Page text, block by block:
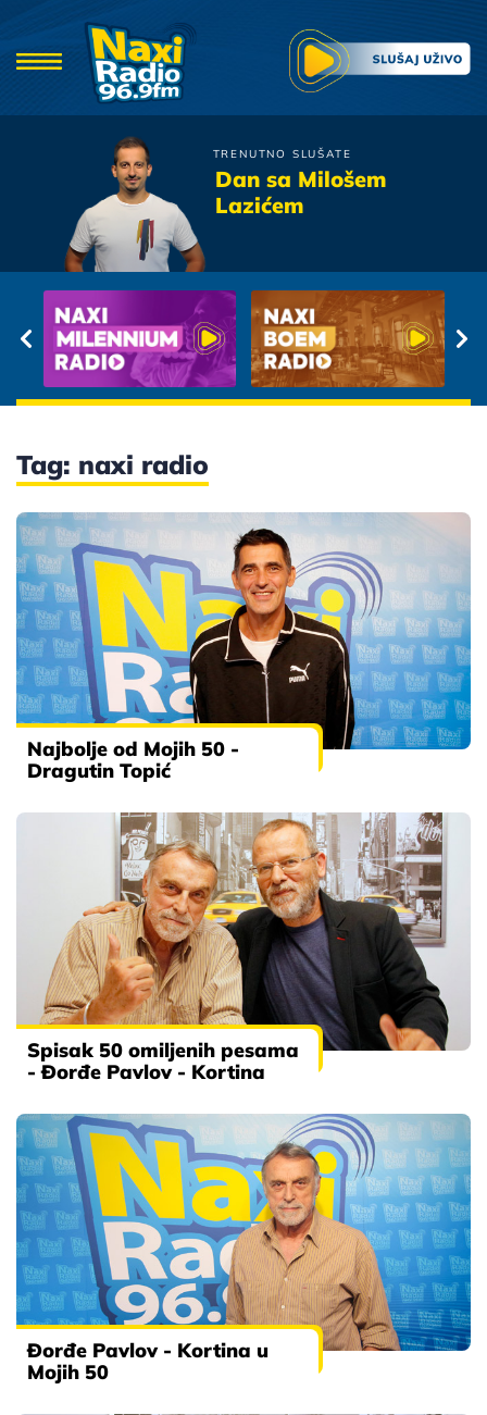
TRENUTNO SLUŠATE
Dan sa Milošem
LazićemPar Godina Za Nas
Tag: naxi radio
Najbolje od Mojih 50 -
Dragutin Topić
Spisak 50 omiljenih pesama
- Đorđe Pavlov - Kortina
Đorđe Pavlov - Kortina u
Mojih 50